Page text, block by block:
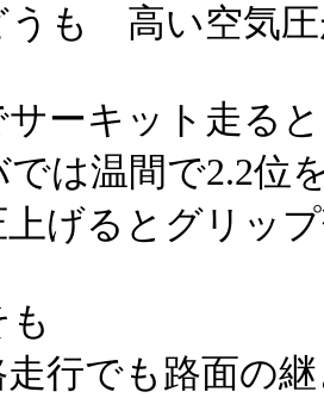
うも 高い空気圧
サーキット走る
では温間で2.2位
上げるとグリッ
走行でも路面の